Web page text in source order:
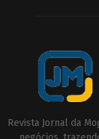
Revista Jornal da